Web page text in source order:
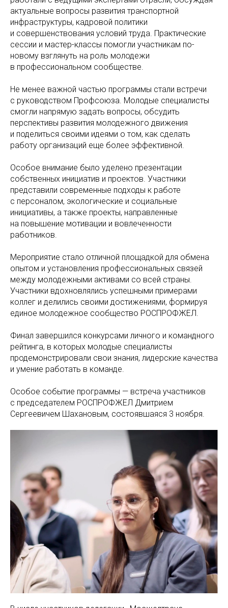
актуальные вопросы развития транспортной
инфраструктуры, кадровой политики
и совершенствования условий труда. Практические
сессии и мастер-классы помогли участникам по-
новому взглянуть на роль молодежи
в профессиональном сообществе.
Не менее важной частью программы стали встречи
с руководством Профсоюза. Молодые специалисты
смогли напрямую задать вопросы, обсудить
перспективы развития молодежного движения
и поделиться своими идеями о том, как сделать
работу организаций еще более эффективной.
Особое внимание было уделено презентации
собственных инициатив и проектов. Участники
представили современные подходы к работе
с персоналом, экологические и социальные
инициативы, а также проекты, направленные
на повышение мотивации и вовлеченности
работников.
Мероприятие стало отличной площадкой для обмена
опытом и установления профессиональных связей
между молодежными активами со всей страны.
Участники вдохновлялись успешными примерами
коллег и делились своими достижениями, формируя
единое молодежное сообщество РОСПРОФЖЕЛ.
Финал завершился конкурсами личного и командного
рейтинга, в которых молодые специалисты
продемонстрировали свои знания, лидерские качества
и умение работать в команде.
Особое событие программы — встреча участников
с председателем РОСПРОФЖЕЛ Дмитрием
Сергеевичем Шахановым, состоявшаяся 3 ноября.